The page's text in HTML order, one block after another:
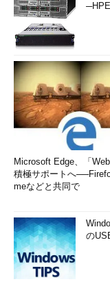
Microsoft Edge、「
積極サポートへ
meなどと共同で
の